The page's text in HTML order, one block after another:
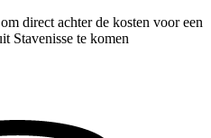
om direct achter de kosten voor een
Stavenisse te komen